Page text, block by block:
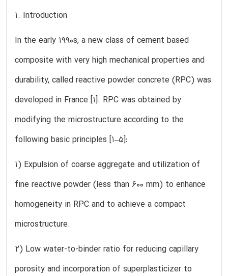
1. Introduction
In the early 1990s, a new class of cement based
composite with very high mechanical properties and
durability, called reactive powder concrete (RPC) was
developed in France [1]. RPC was obtained by
modifying the microstructure according to the
following basic principles [1–5]:
1) Expulsion of coarse aggregate and utilization of
fine reactive powder (less than 600 mm) to enhance
homogeneity in RPC and to achieve a compact
microstructure.
2) Low water-to-binder ratio for reducing capillary
porosity and incorporation of superplasticizer to